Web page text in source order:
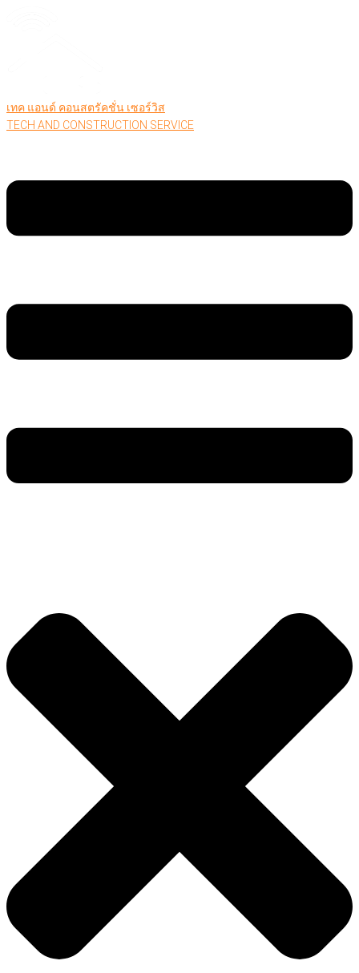
เทค แอนด์ คอนสตรัคชั่น เซอร์วิส
TECH AND CONSTRUCTION SERVICE